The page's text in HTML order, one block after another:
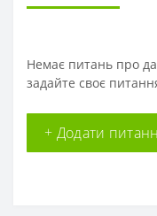
Немає питань про
задайте своє
+ Додати